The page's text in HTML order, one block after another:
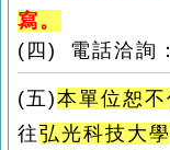
寫。
( 四 ) 電話洽詢：
(五)本單位恕
往弘光科技大學